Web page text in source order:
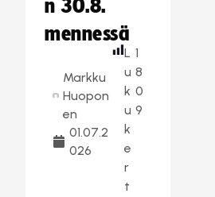
n 30.8.
mennessä
Markku
Huopon
en
01.07.2
026
L
u
k
u
k
e
r
t
1
8
0
9